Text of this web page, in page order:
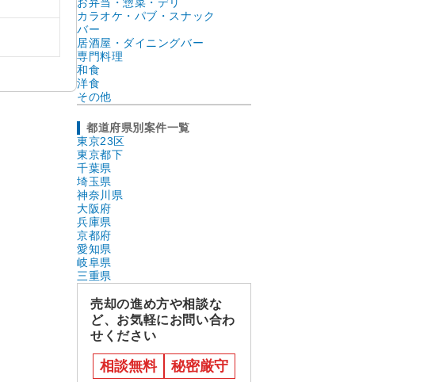
カラオケ・パブ・スナック
バー
居酒屋・ダイニングバー
専門料理
和食
洋食
その他
都道府県別案件一覧
東京23区
東京都下
千葉県
埼玉県
神奈川県
大阪府
兵庫県
京都府
愛知県
岐阜県
三重県
売却の進め方や相談な
ど、お気軽にお問い合わ
せください
相談無料 秘密厳守